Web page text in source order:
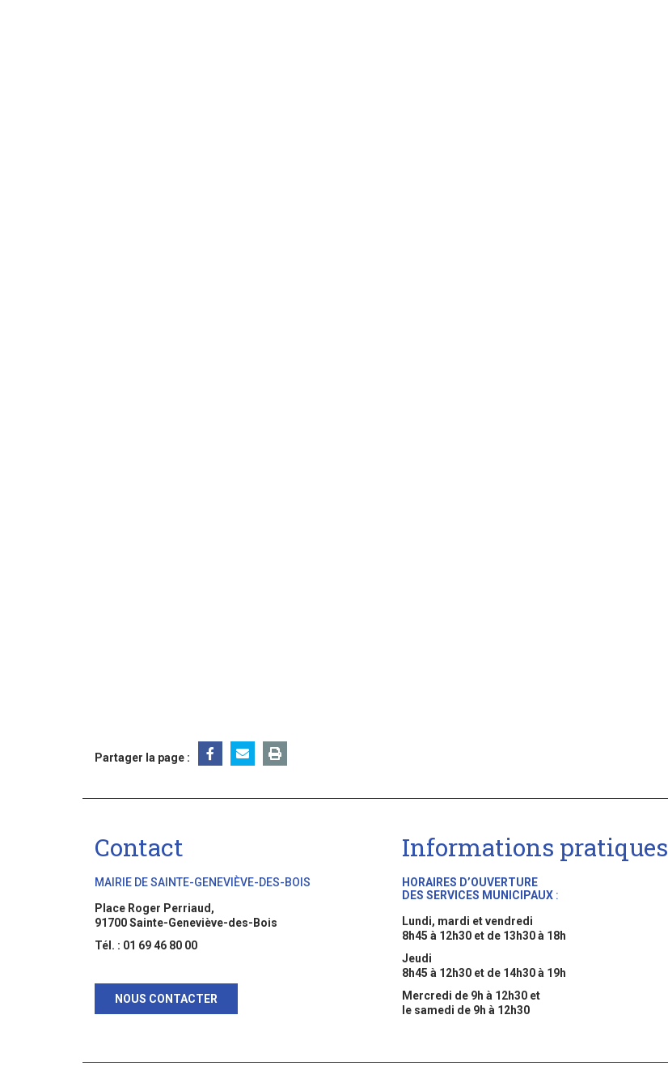
Partager la page :
Contact
MAIRIE DE SAINTE-GENEVIÈVE-DES-BOIS
Place Roger Perriaud,
91700 Sainte-Geneviève-des-Bois
Tél. : 01 69 46 80 00
NOUS CONTACTER
Informations pratiques
HORAIRES D’OUVERTURE
DES SERVICES MUNICIPAUX :
Lundi, mardi et vendredi
8h45 à 12h30 et de 13h30 à 18h
Jeudi
8h45 à 12h30 et de 14h30 à 19h
Mercredi de 9h à 12h30 et
le samedi de 9h à 12h30